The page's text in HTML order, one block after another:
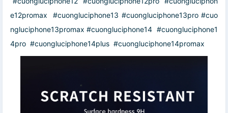
e12promax #cuongluciphone13 #cuongluciphone13pro #cuo
ngluciphone13promax #cuongluciphone14 #cuongluciphone1
4pro #cuongluciphone14plus #cuongluciphone14promax